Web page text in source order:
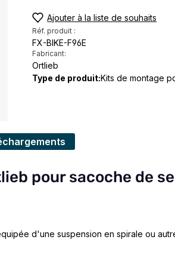
Ajouter à la liste de souhaits
Réf. produit :
FX-BIKE-F96E
Fabricant:
Ortlieb
Type de produit:Kits de montage
pour sacoche de
d'une suspension en spirale ou